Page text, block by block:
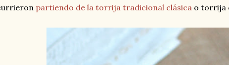
partiendo de la torrija tradicional clásica o torrija